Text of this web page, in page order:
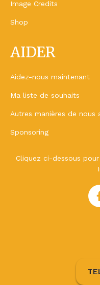
Image Credits
Shop
AIDER
Aidez-nous maintenant
Ma liste de souhaits
Autres manières de nous
Sponsoring
Cliquez ci-dessous